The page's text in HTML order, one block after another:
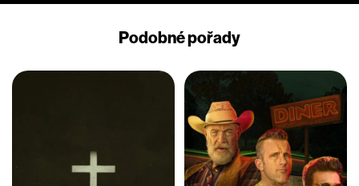
Podobné pořady